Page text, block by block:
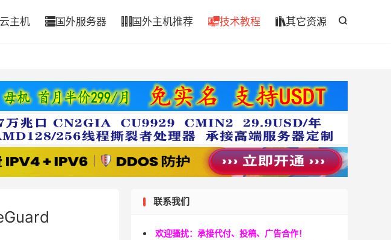

主机 国外服务器  国外主机推荐 技术教程 其它资源
联系我们
欢迎骚扰：承接代付、投稿、广告合作！